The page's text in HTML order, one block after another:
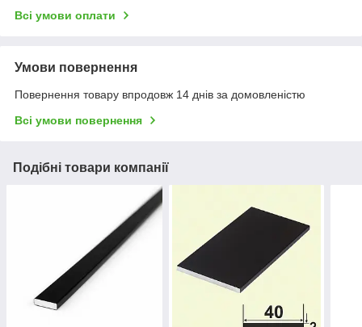
Всі умови оплати
Умови повернення
Повернення товару впродовж 14 днів за домовленістю
Всі умови повернення
Подібні товари компанії